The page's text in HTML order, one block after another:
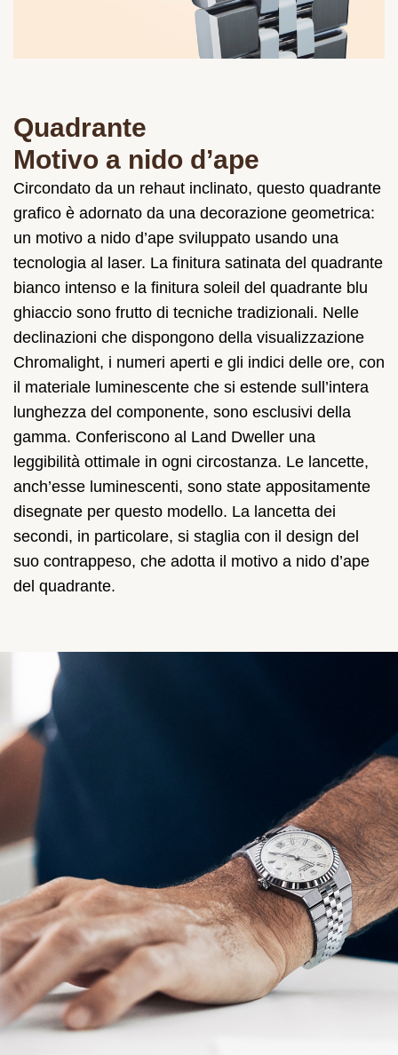
Quadrante
Motivo a nido d’ape
Circondato da un rehaut inclinato, questo quadrante
grafico è adornato da una decorazione geometrica:
un motivo a nido d’ape sviluppato usando una
tecnologia al laser. La finitura satinata del quadrante
bianco intenso e la finitura soleil del quadrante blu
ghiaccio sono frutto di tecniche tradizionali. Nelle
declinazioni che dispongono della visualizzazione
Chromalight, i numeri aperti e gli indici delle ore, con
il materiale luminescente che si estende sull’intera
lunghezza del componente, sono esclusivi della
gamma. Conferiscono al Land Dweller una
leggibilità ottimale in ogni circostanza. Le lancette,
anch’esse luminescenti, sono state appositamente
disegnate per questo modello. La lancetta dei
secondi, in particolare, si staglia con il design del
suo contrappeso, che adotta il motivo a nido d’ape
del quadrante.